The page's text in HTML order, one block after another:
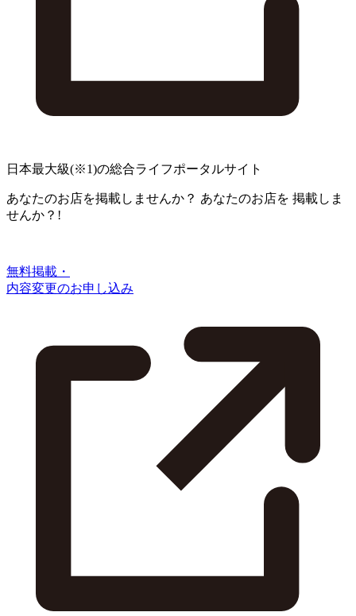
日本最大級(※1)の総合ライフポータルサイト
あなたのお店を掲載しませんか？ あなたのお店を 掲載しま
せんか？!
無料掲載・
内容変更のお申し込み